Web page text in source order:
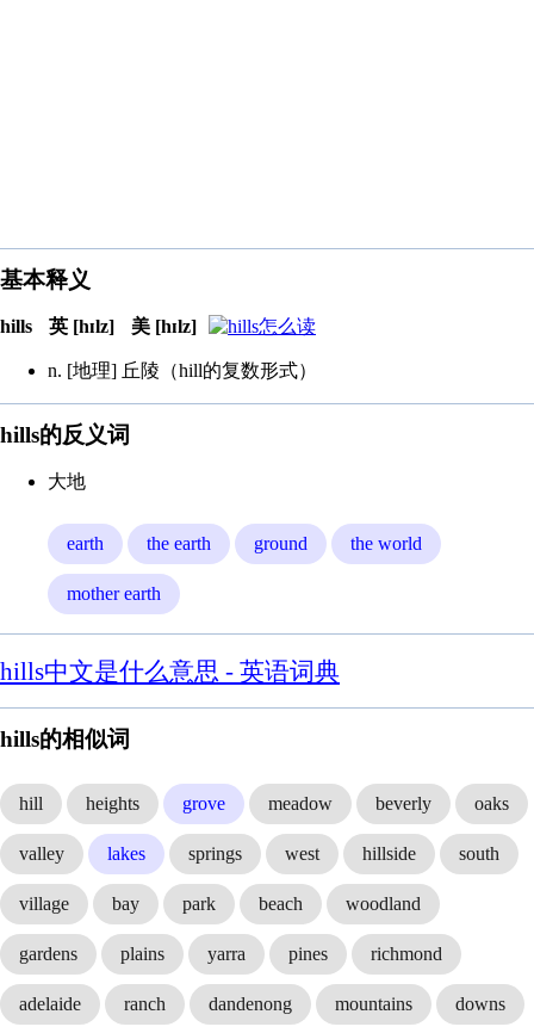
基本释义
hills 英 [hɪlz] 美 [hɪlz]
n. [地理] 丘陵（hill的复数形式）
hills的反义词
大地
earth the earth ground the world
mother earth
hills中文是什么意思 - 英语词典
hills的相似词
hill heights grove meadow beverly oaks
valley lakes springs west hillside south
village bay park beach woodland
gardens plains yarra pines richmond
adelaide ranch dandenong mountains downs